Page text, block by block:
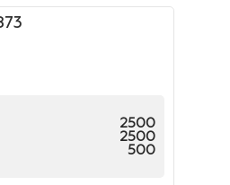
2500
2500
500